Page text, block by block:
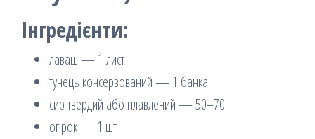
Інгредієнти:
лаваш — 1 лист
тунець консервований — 1 банка
сир твердий або плавлений — 50–70 г
огірок — 1 шт